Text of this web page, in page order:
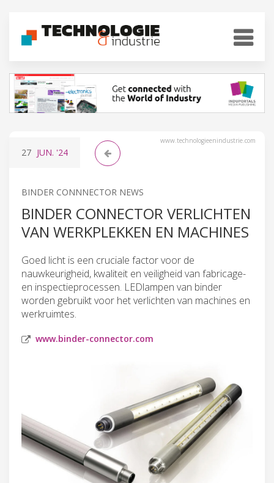
www.technologieenindustrie.com
27 JUN. '24
BINDER CONNNECTOR NEWS
BINDER CONNECTOR VERLICHTEN
VAN WERKPLEKKEN EN MACHINES
Goed licht is een cruciale factor voor de
nauwkeurigheid, kwaliteit en veiligheid van fabricage-
en inspectieprocessen. LEDlampen van binder
worden gebruikt voor het verlichten van machines en
werkruimtes.
www.binder-connector.com